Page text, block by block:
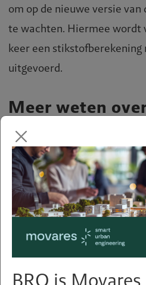
om op de nieuwe versie van
te wachten. Hiermee wordt
keer een
uitgevoerd.
Meer weten
Calculator?
Het RIVM publiceert
AERIUS Calculator, en de
websitewww.aerius.nl. Via
AERIUS Calculator ook